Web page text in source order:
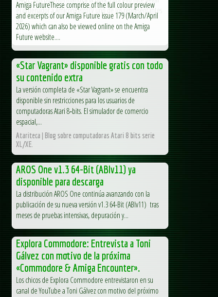
el ordenador a AmiconRetroTV uno de los representantes
de...
Arcade maniac
Amiga FutureThese comprise of the full colour preview
and excerpts of our Amiga Future issue 179 (March/April
2026) which can also be viewed online on the Amiga
Future website....
«Star Vagrant» disponible gratis con todo
su contenido extra
La versión completa de «Star Vagrant» se encuentra
disponible sin restricciones para los usuarios de
computadoras Atari 8‑bits. El simulador de comercio
espacial,...
Atariteca | Blog sobre computadoras Atari 8 bits serie
XL/XE.
AROS One v1.3 64-Bit (ABIv11) ya
disponible para descarga
La distribución AROS One continúa avanzando con la
publicación de su nueva versión v1.3 64-Bit (ABIv11) tras
meses de pruebas intensivas, depuración y...
Explora Commodore: Entrevista a Toni
Gálvez con motivo de la próxima
«Commodore & Amiga Encounter».
Los chicos de Explora Commodore entrevistaron en su
canal de YouTube a Toni Gálvez con motivo del próximo